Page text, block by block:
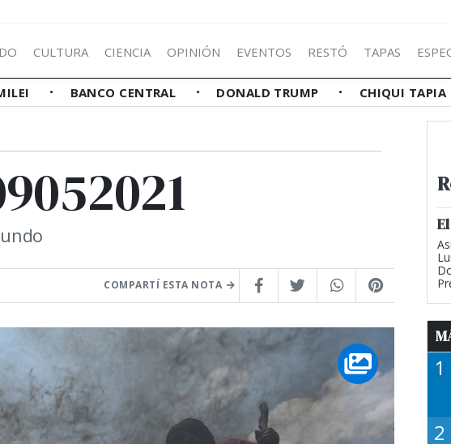
CULTURA CIENCIA OPINIÓN EVENTOS RESTÓ TAPAS
BANCO CENTRAL DONALD TRUMP CHIQUI TAPIA
COMPARTÍ ESTA NOTA
1
2